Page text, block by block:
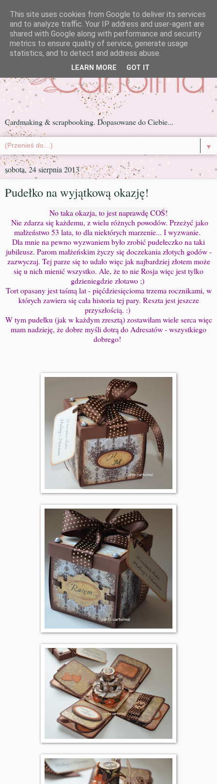
Cardmaking & scrapbooking. Dopasowane do Ciebie...
▼
sobota, 24 sierpnia 2013
Pudełko na wyjątkową okazję!
No taka okazja, to jest naprawdę COŚ!
Nie zdarza się każdemu, z wielu różnych powodów. Przeżyć jako
małżeństwo 53 lata, to dla niektórych marzenie... I wyzwanie.
Dla mnie na pewno wyzwaniem było zrobić pudełeczko na taki
jubileusz. Parom małżeńskim życzy się doczekania złotych godów -
zazwyczaj. Tej parze się to udało więc jak najbardziej złotem może
się u nich mienić wszystko. Ale, że to nie Rosja więc jest tylko
gdzieniegdzie złotawo ;)
Tort opasany jest taśmą lat - pięćdziesięcioma trzema rocznikami, w
których zawiera się cała historia tej pary. Reszta jest jeszcze
przyszłością. :)
W tym pudełku (jak w każdym zresztą) zostawiłam wiele serca więc
mam nadzieję, że dobre myśli dotrą do Adresatów - wszystkiego
dobrego!
This site uses cookies from Google to deliver its services
and to analyze traffic. Your IP address and user-agent are
shared with Google along with performance and security
metrics to ensure quality of service, generate usage
statistics, and to detect and address abuse.
LEARN MORE GOT IT